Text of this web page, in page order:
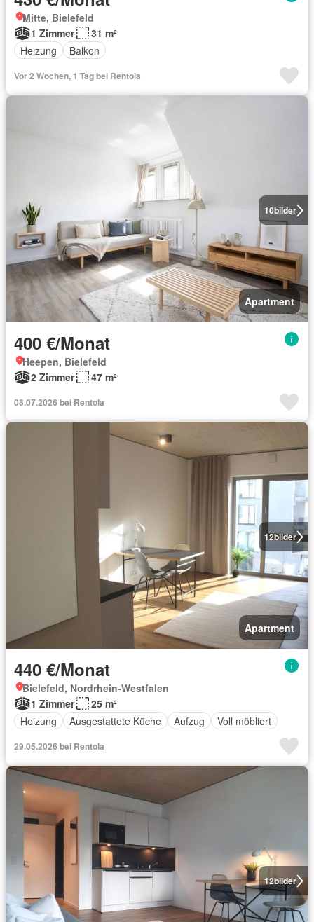
Mitte, Bielefeld
1 Zimmer
31 m²
Heizung
Balkon
Vor 2 Wochen, 1 Tag bei Rentola
10bilder
Apartment
400 €/Monat
Heepen, Bielefeld
2 Zimmer
47 m²
08.07.2026 bei Rentola
12bilder
Apartment
440 €/Monat
Bielefeld, Nordrhein-Westfalen
1 Zimmer
25 m²
Heizung
Ausgestattete Küche Aufzug Voll möbliert
29.05.2026 bei Rentola
12bilder